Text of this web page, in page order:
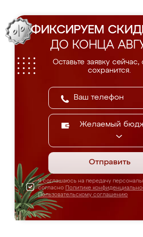
ФИКСИРУЕМ
ДО КОНЦА
Оставьте заявку сейчас,
сохранится.
Желаемый
Отправить
Я соглашаюсь на передачу
согласно Политике
Пользовательскому соглашению